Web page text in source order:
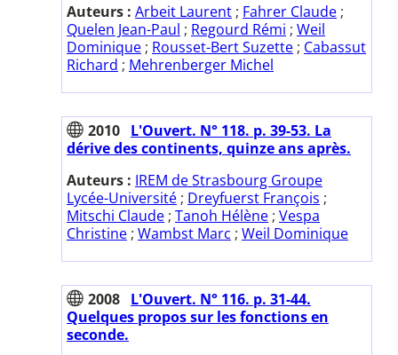
Auteurs : Arbeit Laurent ; Fahrer Claude ;
Quelen Jean-Paul ; Regourd Rémi ; Weil
Dominique ; Rousset-Bert Suzette ; Cabassut
Richard ; Mehrenberger Michel
2010 L'Ouvert. N° 118. p. 39-53. La
dérive des continents, quinze ans après.
Auteurs : IREM de Strasbourg Groupe
Lycée-Université ; Dreyfuerst François ;
Mitschi Claude ; Tanoh Hélène ; Vespa
Christine ; Wambst Marc ; Weil Dominique
2008 L'Ouvert. N° 116. p. 31-44.
Quelques propos sur les fonctions en
seconde.